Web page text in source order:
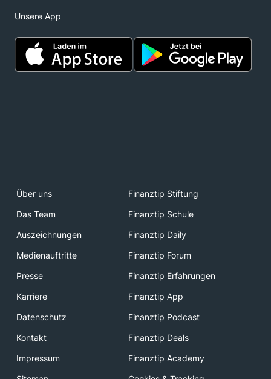
Unsere App
Über uns
Finanztip Stiftung
Das Team
Finanztip Schule
Auszeichnungen
Finanztip Daily
Medienauftritte
Finanztip Forum
Presse
Finanztip Erfahrungen
Karriere
Finanztip App
Datenschutz
Finanztip Podcast
Kontakt
Finanztip Deals
Impressum
Finanztip Academy